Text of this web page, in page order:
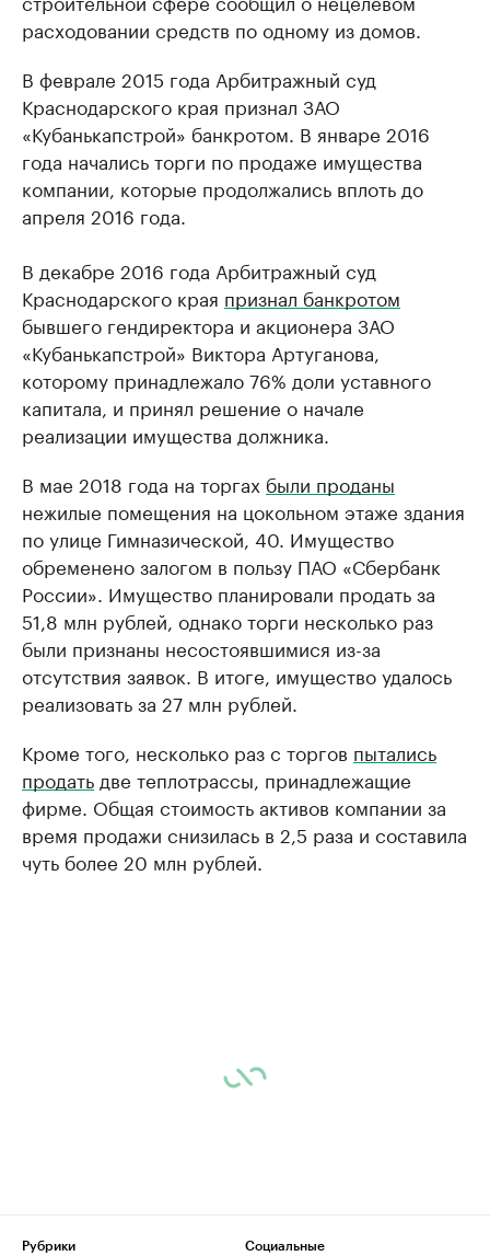
расходовании средств по одному из домов.
В феврале 2015 года Арбитражный суд
Краснодарского края признал ЗАО
«Кубанькапстрой» банкротом. В январе 2016
года начались торги по продаже имущества
компании, которые продолжались вплоть до
апреля 2016 года.
В декабре 2016 года Арбитражный суд
Краснодарского края признал банкротом
бывшего гендиректора и акционера ЗАО
«Кубанькапстрой» Виктора Артуганова,
которому принадлежало 76% доли уставного
капитала, и принял решение о начале
реализации имущества должника.
В мае 2018 года на торгах были проданы
нежилые помещения на цокольном этаже здания
по улице Гимназической, 40. Имущество
обременено залогом в пользу ПАО «Сбербанк
России». Имущество планировали продать за
51,8 млн рублей, однако торги несколько раз
были признаны несостоявшимися из-за
отсутствия заявок. В итоге, имущество удалось
реализовать за 27 млн рублей.
Кроме того, несколько раз с торгов пытались
продать две теплотрассы, принадлежащие
фирме. Общая стоимость активов компании за
время продажи снизилась в 2,5 раза и составила
чуть более 20 млн рублей.
Рубрики
Социальные